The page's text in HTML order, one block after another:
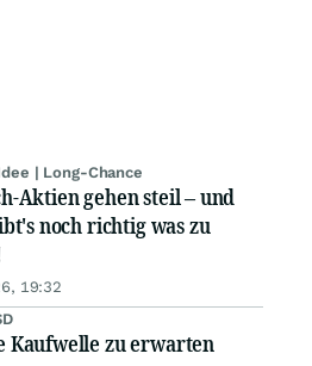
| Long-Chance
Aktien gehen steil – und
noch richtig was zu
19:32
Kaufwelle zu erwarten